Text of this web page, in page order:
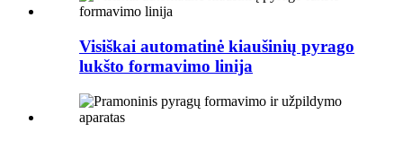
Visiškai automatinė kiaušinių pyrago
lukšto formavimo linija